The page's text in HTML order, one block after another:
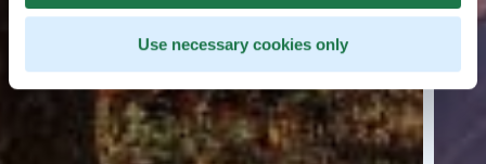
Use necessary cookies only